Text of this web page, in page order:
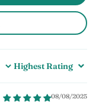
Sort by
08/08/2025